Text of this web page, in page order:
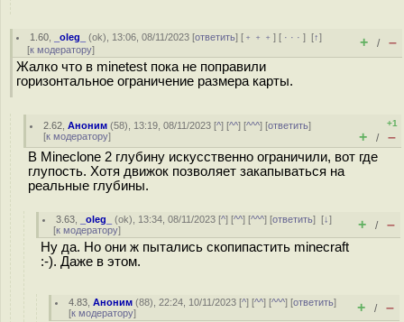
1.60 _oleg_ (ok), 13:06, 08/11/2023 [ответить] [ ﹢﹢﹢] [ · · ·][↑]
[к модератору] + / –
Жалко что в minetest пока не поправили
горизонтальное ограничение размера карты.
2.62 ,Аноним (58), 13:19, 08/11/2023 [^] [^^] [^^^] [ответить]
[к модератору]
+1
+ / –
В Mineclone 2 глубину искусственно ограничили, вот где
глупость. Хотя движок позволяет закапываться на
реальные глубины.
3.63 _oleg_ (ok), 13:34, 08/11/2023 [^] [^^] [^^^] [ответить][↓]
[к модератору] + / –
Ну да. Но они ж пытались скопипастить minecraft
:-). Даже в этом.
4.83 ,Аноним (88), 22:24, 10/11/2023 [^] [^^] [^^^] [ответить]
[к модератору] + / –